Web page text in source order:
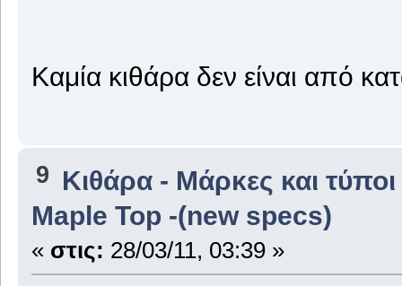
Καμία κιθάρα δεν είναι από
9 Κιθάρα - Μάρκες και τύποι
Maple Top -(new specs)
« στις: 28/03/11, 03:39 »